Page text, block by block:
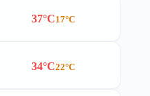
37°C17°C
34°C22°C